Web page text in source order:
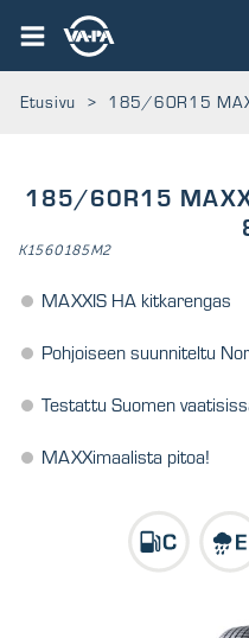
Etusivu > 185/60R15
185/60R15
K1560185M2
MAXXIS HA kitkarengas
Pohjoiseen suunniteltu
Testattu Suomen
MAXXimaalista pitoa!